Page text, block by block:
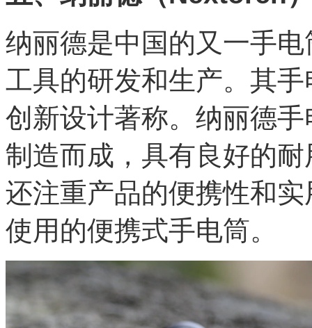
纳丽德是中国的又一手
工具的研发和生产。其
创新设计著称。纳丽德
制造而成，具有良好的
还注重产品的便携性和
使用的便携式手电筒。